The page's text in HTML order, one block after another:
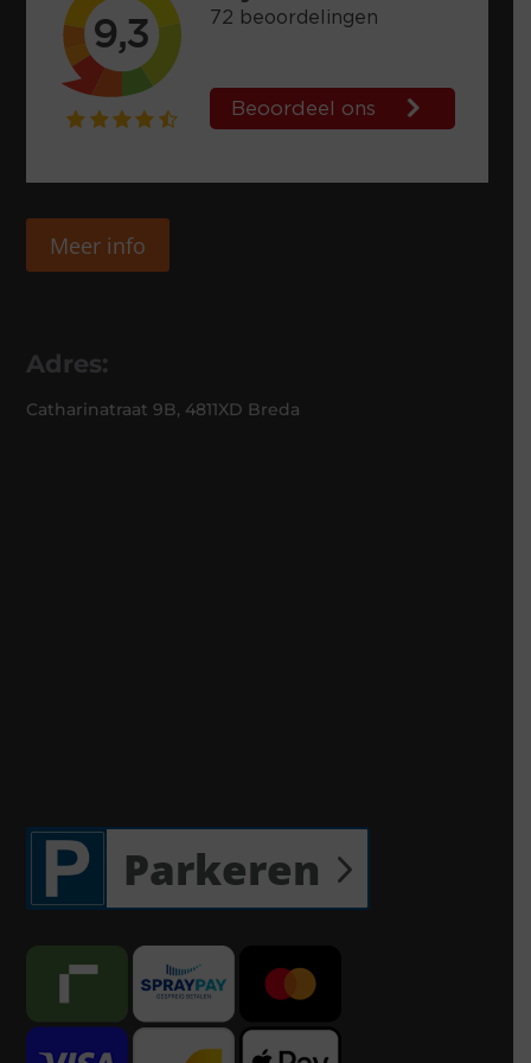
Meer info
Adres:
Catharinatraat 9B, 4811XD Breda
Parkeren